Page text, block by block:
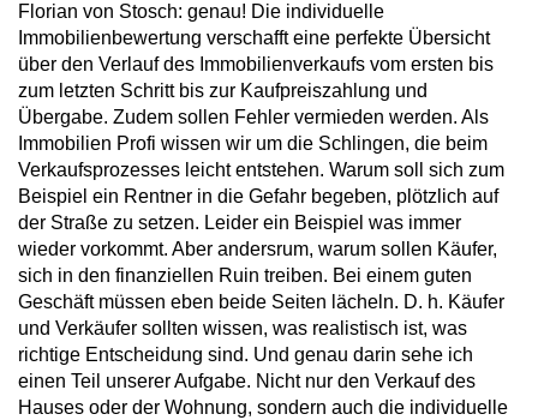
Florian von Stosch: genau! Die individuelle
Immobilienbewertung verschafft eine perfekte Übersicht
über den Verlauf des Immobilienverkaufs vom ersten bis
zum letzten Schritt bis zur Kaufpreiszahlung und
Übergabe. Zudem sollen Fehler vermieden werden. Als
Immobilien Profi wissen wir um die Schlingen, die beim
Verkaufsprozesses leicht entstehen. Warum soll sich zum
Beispiel ein Rentner in die Gefahr begeben, plötzlich auf
der Straße zu setzen. Leider ein Beispiel was immer
wieder vorkommt. Aber andersrum, warum sollen Käufer,
sich in den finanziellen Ruin treiben. Bei einem guten
Geschäft müssen eben beide Seiten lächeln. D. h. Käufer
und Verkäufer sollten wissen, was realistisch ist, was
richtige Entscheidung sind. Und genau darin sehe ich
einen Teil unserer Aufgabe. Nicht nur den Verkauf des
Hauses oder der Wohnung, sondern auch die individuelle